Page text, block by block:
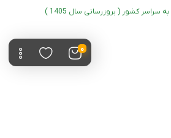
سراسر کشور ( بروزرسانی سال 1405 )
0